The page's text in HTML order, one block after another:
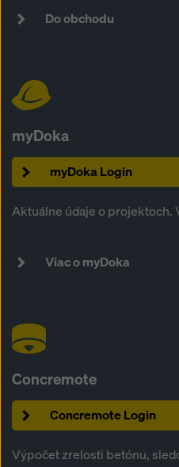
Do obchodu
myDoka
myDoka Login
Aktuálne údaje o projektoch.
Viac o myDoka
Concremote
Concremote Login
Výpočet zrelosti betónu,
cookiekliknutím na
uvedenia dôvodu kliknutím
spodnej časti tejto webovej
Viac informácií o našich
našich zásadách ochrany
vám aj možnosť výberu
nastavenia súborov